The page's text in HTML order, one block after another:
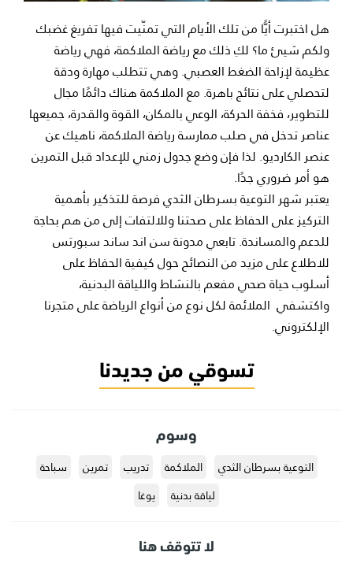
هل اختبرت أيًّا من تلك الأيام التي تمنّيت فيها تفريغ غضبك
ولكم شيئ ما؟ لكِ ذلك مع رياضة الملاكمة، فهي رياضة
عظيمة لإزاحة الضغط العصبي. وهي تتطلب مهارة ودقة
لتحصلي على نتائج باهرة. مع الملاكمة هناك دائمًا مجال
للتطوير، فخفة الحركة، الوعي بالمكان، القوة والقدرة، جميعها
عناصر تدخل في صلب ممارسة رياضة الملاكمة، ناهيك عن
عنصر الكارديو. لذا فإن وضع جدول زمني للإعداد قبل التمرين
هو أمر ضروري جدًا.
يعتبر شهر التوعية بسرطان الثدي فرصة للتذكير بأهمية
التركيز على الحفاظ على صحتنا وللالتفات إلى من هم بحاجة
للدعم والمساندة. تابعي مدونة سن اند ساند سبورتس
للاطلاع على مزيد من النصائح حول كيفية الحفاظ على
أسلوب حياة صحي مفعم بالنشاط واللياقة البدنية،
واكتشفي الملائمة لكل نوع من أنواع الرياضة على متجرنا
الإلكتروني.
تسوقي من جديدنا
وسوم
التوعية بسرطان الثدي الملاكمة تدريب تمرين
سباحة
لياقة بدنية
يوغا
لا تتوقف هنا